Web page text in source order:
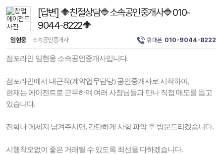
[답변] 🔶친절상담🔷소속공인중개사🔷010-
9044-8222🔶
임현웅 소속공인중개사 휴대폰 010-9044-8222
점포라인 임현웅 소속공인중개사입니다.
점포라인에서 내근직(계약업무담당) 공인중개사로 시작하여,
현재는 에이전트로 근무하며 여러 사장님들과 만나 직접 매도를 돕고
있습니다.
전화나 메세지 남겨주시면, 간단하게 사항 파악 후 방문드리겠습니다.
시행착오없이 좋은 거래될 수 있도록 최선을 다하겠습니다.